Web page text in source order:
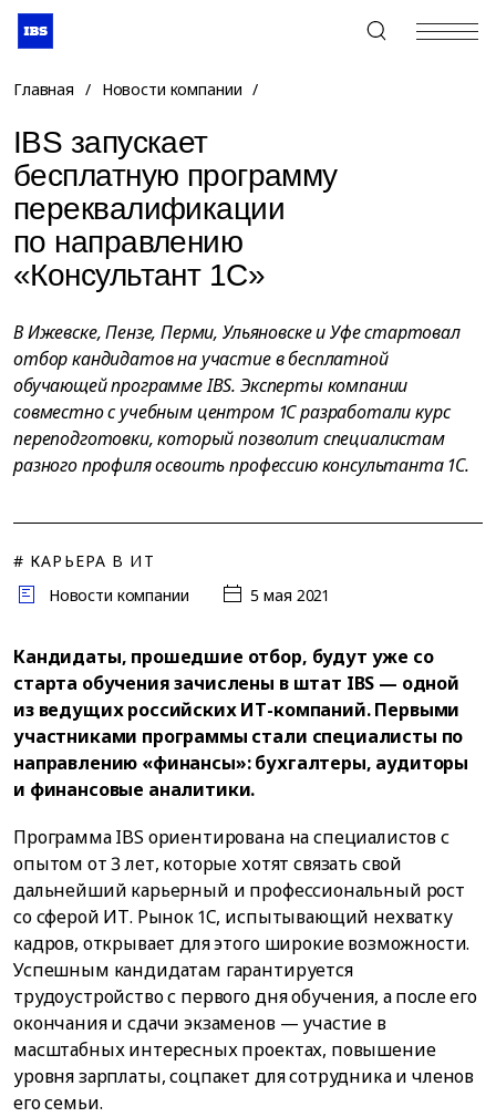
+7 (495) 967-80-80
Главная / Новости компании /
IBS запускает
бесплатную программу
переквалификации
по направлению
«Консультант 1С»
В Ижевске, Пензе, Перми, Ульяновске и Уфе стартовал
отбор кандидатов на участие в бесплатной
обучающей программе IBS. Эксперты компании
совместно с учебным центром 1С разработали курс
переподготовки, который позволит специалистам
разного профиля освоить профессию консультанта 1С.
# КАРЬЕРА В ИТ
Новости компании
5 мая 2021
Кандидаты, прошедшие отбор, будут уже со
старта обучения зачислены в штат IBS — одной
из ведущих российских ИТ-компаний. Первыми
участниками программы стали специалисты по
направлению «финансы»: бухгалтеры, аудиторы
и финансовые аналитики.
Программа IBS ориентирована на специалистов с
опытом от 3 лет, которые хотят связать свой
дальнейший карьерный и профессиональный рост
со сферой ИТ. Рынок 1C, испытывающий нехватку
кадров, открывает для этого широкие возможности.
Успешным кандидатам гарантируется
трудоустройство с первого дня обучения, а после его
окончания и сдачи экзаменов — участие в
масштабных интересных проектах, повышение
уровня зарплаты, соцпакет для сотрудника и членов
его семьи.